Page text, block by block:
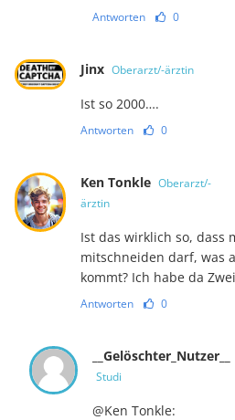
Antworten 0
Jinx Oberarzt/-ärztin
Ist so 2000….
Antworten 0
Ken Tonkle Oberarzt/-
ärztin
Ist das wirklich so, dass
mitschneiden darf, was
kommt? Ich habe da
Antworten 0
__Gelöschter_Nutzer__
Studi
@Ken Tonkle: